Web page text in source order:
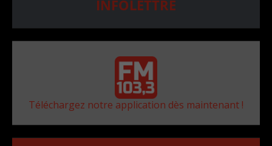
INFOLETTRE
Téléchargez notre application dès maintenant !